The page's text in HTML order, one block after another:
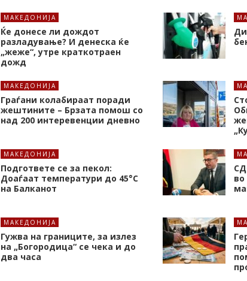
МАКЕДОНИЈА
Ќе донесе ли дождот
разладување? И денеска ќе
„жеже“, утре краткотраен
дожд
МАКЕДОНИЈА
Граѓани колабираат поради
жештините – Брзата помош со
над 200 интеревенции дневно
МАКЕДОНИЈА
Подгответе се за пекол:
Доаѓаат температури до 45°C
на Балканот
во
МАКЕДОНИЈА
Гужва на границите, за излез
на „Богородица“ се чека и до
два часа